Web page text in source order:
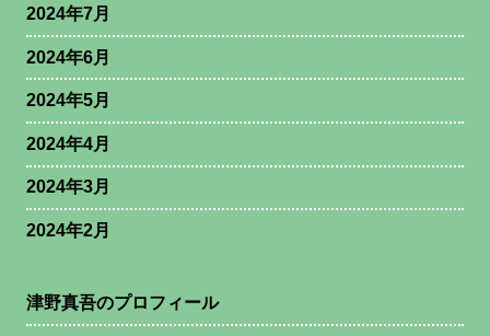
2024年7月
2024年6月
2024年5月
2024年4月
2024年3月
2024年2月
津野真吾のプロフィール